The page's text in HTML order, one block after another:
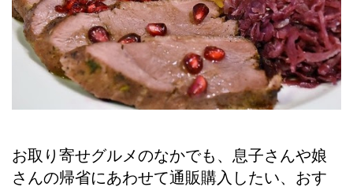
お取り寄せグルメのなかでも、息子さんや娘
さんの帰省にあわせて通販購入したい、おす